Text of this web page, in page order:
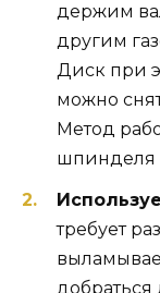
держим
другим
Диск при
можно
Метод
шпинделя
требует